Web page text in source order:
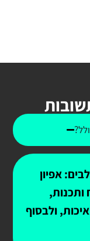
אפיון
ותכנות,
ולבסוף